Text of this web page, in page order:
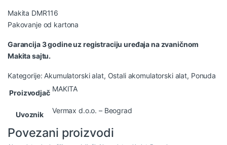
Makita DMR116
Pakovanje od kartona
Garancija 3 godine uz registraciju uređaja na zvaničnom
Makita sajtu.
Kategorije: Akumulatorski alat, Ostali akomulatorski alat, Ponuda
Proizvodjač MAKITA
Uvoznik Vermax d.o.o. – Beograd
Povezani proizvodi